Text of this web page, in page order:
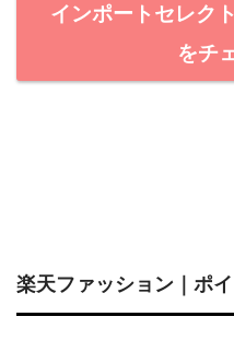
インポートセレク
をチ
楽天ファッション｜ポ